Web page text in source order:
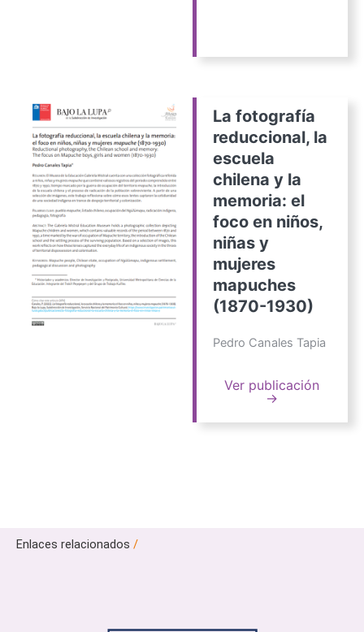
La fotografía
reduccional, la
escuela
chilena y la
memoria: el
foco en niños,
niñas y
mujeres
mapuches
(1870-1930)
Pedro Canales Tapia
Ver publicación
→
Enlaces relacionados /